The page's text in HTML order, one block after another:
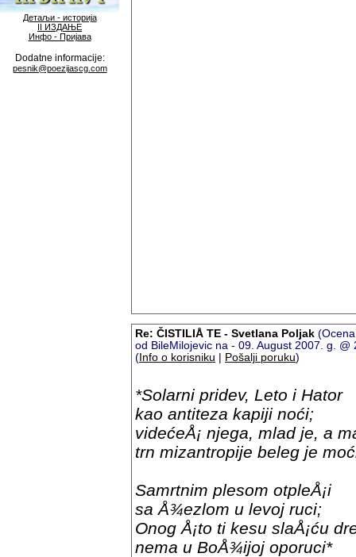
Детаљи - историја
II ИЗДАЊЕ
Инфо - Пријава
Dodatne informacije:
pesnik@poezijascg.com
Re: ČISTILIÅ TE - Svetlana Poljak
od BileMilojevic na - 09. August 2007. g. @
( Info o korisniku Pošalji poruku)
*Solarni pridev, Leto i Hator
kao antiteza kapiji noći;
videćeÅ¡ njega, mlad je, a
trn mizantropije beleg je moć
Samrtnim plesom otpleÅ¡i
sa Å¾ezlom u levoj ruci;
Onog Å¡to ti kesu slaÅ¡ću
nema u BoÅ¾ijoj oporuci*